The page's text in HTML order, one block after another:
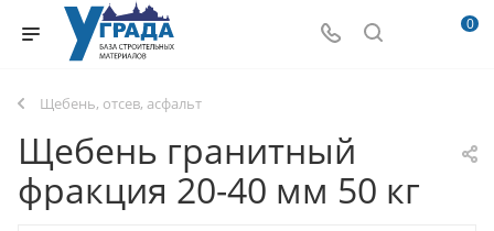
0
Щебень, отсев, асфальт
Щебень гранитный
фракция 20-40 мм 50 кг